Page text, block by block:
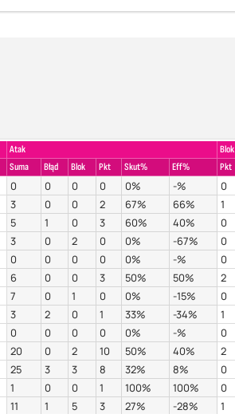
Atak Blok
Suma Błąd Blok Pkt Skut% Eff% Pkt
0 0 0 0 0% -%
0
3 0 0 2 67% 66%
1
5 1 0 3 60% 40%
0
3 0 2 0 0% -67%
0
0 0 0 0 0% -%
0
6 0 0 3 50% 50%
2
7 0 1 0 0% -15%
0
3 2 0 1 33% -34%
1
0 0 0 0 0% -%
0
20 0 2 10 50% 40%
2
25 3 3 8 32% 8%
0
1 0 0 1 100% 100%
0
11 1 5 3 27% -28%
1